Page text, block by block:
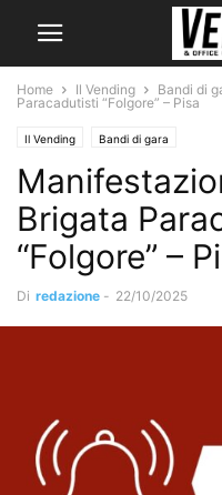
Home Il Vending Bandi di
Paracadutisti “Folgore” – Pisa
Il Vending Bandi di gara
Brigata
“Folgore” –
Di redazione - 22/10/2025